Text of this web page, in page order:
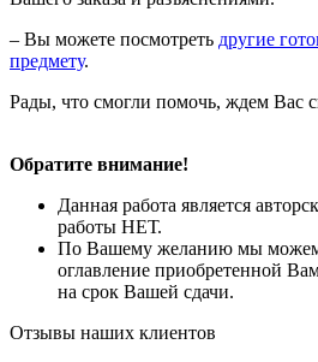
– Вы можете посмотреть другие
предмету.
Рады, что смогли помочь, ждем Вас
Обратите внимание!
Данная работа является
работы НЕТ.
По Вашему желанию мы можем
оглавление приобретенной
на срок Вашей сдачи.
Отзывы наших клиентов